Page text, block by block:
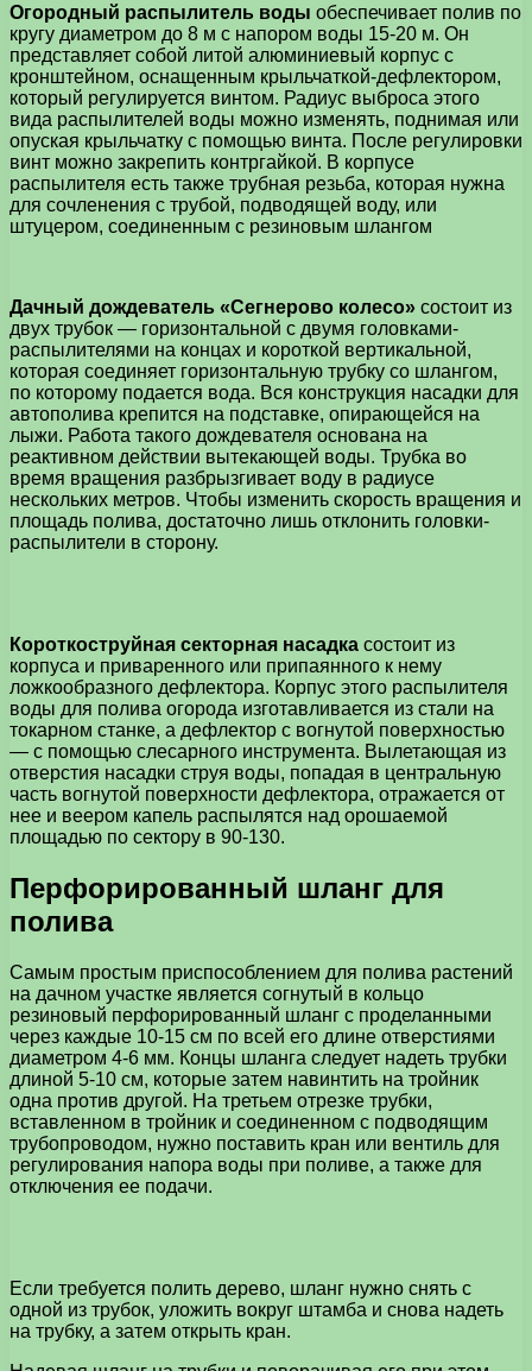
Огородный распылитель воды обеспечивает полив по
кругу диаметром до 8 м с напором воды 15-20 м. Он
представляет собой литой алюминиевый корпус с
кронштейном, оснащенным крыльчаткой-дефлектором,
который регулируется винтом. Радиус выброса этого
вида распылителей воды можно изменять, поднимая или
опуская крыльчатку с помощью винта. После регулировки
винт можно закрепить контргайкой. В корпусе
распылителя есть также трубная резьба, которая нужна
для сочленения с трубой, подводящей воду, или
штуцером, соединенным с резиновым шлангом
Дачный дождеватель «Сегнерово колесо» состоит из
двух трубок — горизонтальной с двумя головками-
распылителями на концах и короткой вертикальной,
которая соединяет горизонтальную трубку со шлангом,
по которому подается вода. Вся конструкция насадки для
автополива крепится на подставке, опирающейся на
лыжи. Работа такого дождевателя основана на
реактивном действии вытекающей воды. Трубка во
время вращения разбрызгивает воду в радиусе
нескольких метров. Чтобы изменить скорость вращения и
площадь полива, достаточно лишь отклонить головки-
распылители в сторону.
Короткоструйная секторная насадка состоит из
корпуса и приваренного или припаянного к нему
ложкообразного дефлектора. Корпус этого распылителя
воды для полива огорода изготавливается из стали на
токарном станке, а дефлектор с вогнутой поверхностью
— с помощью слесарного инструмента. Вылетающая из
отверстия насадки струя воды, попадая в центральную
часть вогнутой поверхности дефлектора, отражается от
нее и веером капель распылятся над орошаемой
площадью по сектору в 90-130.
Перфорированный шланг для
полива
Самым простым приспособлением для полива растений
на дачном участке является согнутый в кольцо
резиновый перфорированный шланг с проделанными
через каждые 10-15 см по всей его длине отверстиями
диаметром 4-6 мм. Концы шланга следует надеть трубки
длиной 5-10 см, которые затем навинтить на тройник
одна против другой. На третьем отрезке трубки,
вставленном в тройник и соединенном с подводящим
трубопроводом, нужно поставить кран или вентиль для
регулирования напора воды при поливе, а также для
отключения ее подачи.
Если требуется полить дерево, шланг нужно снять с
одной из трубок, уложить вокруг штамба и снова надеть
на трубку, а затем открыть кран.